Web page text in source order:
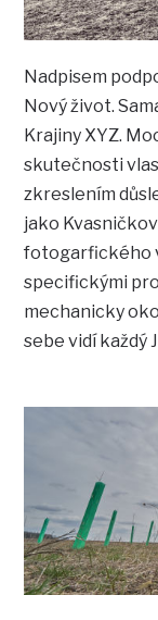
Nadpisem
Nový život.
Krajiny XYZ.
skutečnosti
zkreslením
jako
fotogarfického
specifickými
mechanicky
sebe vidí každý